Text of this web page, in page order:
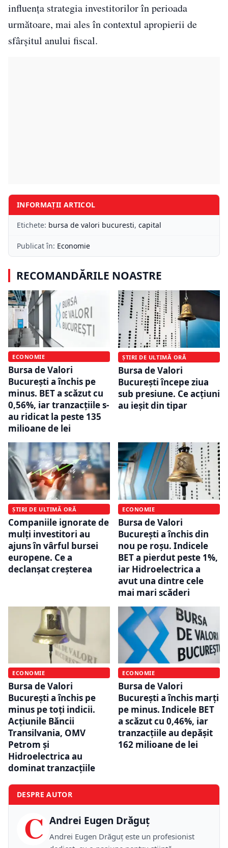
influența strategia investitorilor în perioada
următoare, mai ales în contextul apropierii de
sfârșitul anului fiscal.
INFORMAȚII ARTICOL
Etichete: bursa de valori bucuresti, capital
Publicat în: Economie
RECOMANDĂRILE NOASTRE
ECONOMIE
Bursa de Valori
București a închis pe
minus. BET a scăzut cu
0,56%, iar tranzacțiile s-
au ridicat la peste 135
milioane de lei
ȘTIRI DE ULTIMĂ ORĂ
Bursa de Valori
București începe ziua
sub presiune. Ce acțiuni
au ieșit din tipar
ȘTIRI DE ULTIMĂ ORĂ
Companiile ignorate de
mulți investitori au
ajuns în vârful bursei
europene. Ce a
declanșat creșterea
ECONOMIE
Bursa de Valori
București a închis din
nou pe roșu. Indicele
BET a pierdut peste 1%,
iar Hidroelectrica a
avut una dintre cele
mai mari scăderi
ECONOMIE
Bursa de Valori
București a închis pe
minus pe toți indicii.
Acțiunile Băncii
Transilvania, OMV
Petrom și
Hidroelectrica au
dominat tranzacțiile
ECONOMIE
Bursa de Valori
București a închis marți
pe minus. Indicele BET
a scăzut cu 0,46%, iar
tranzacțiile au depășit
162 milioane de lei
DESPRE AUTOR
C Andrei Eugen Drăguț
Andrei Eugen Drăguț este un profesionist